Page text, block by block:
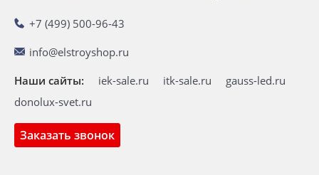
+7 (499) 500-96-43
info@elstroyshop.ru
Заказать звонок
Наши сайты: iek-sale.ru itk-sale.ru
gauss-led.ru
donolux-svet.ru